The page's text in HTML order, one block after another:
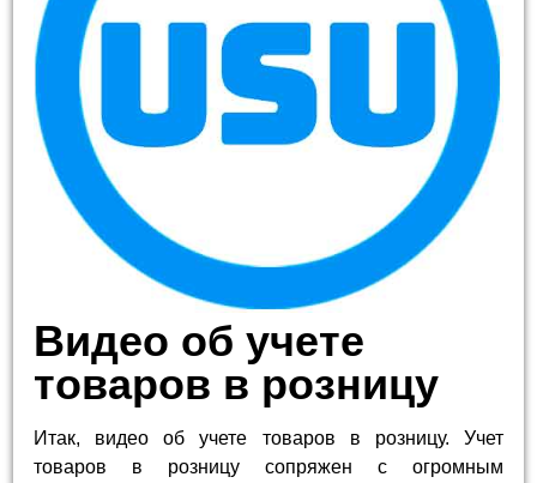
Видео об учете
товаров в розницу
Итак, видео об учете товаров в розницу. Учет
товаров в розницу сопряжен с огромным